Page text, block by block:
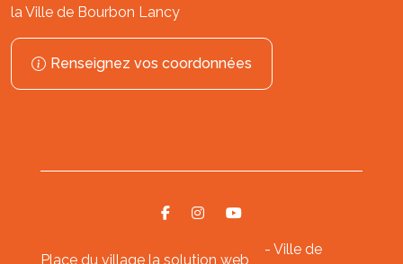
la Ville de Bourbon Lancy
Renseignez vos coordonnées
Place du village la solution web
- Ville de